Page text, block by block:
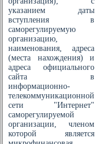
указанием даты
вступления в
саморегулируемую
организацию,
наименования, адреса
(места нахождения) и
адреса официального
сайта в
информационно-
телекоммуникационной
сети "Интернет"
саморегулируемой
организации, членом
которой является